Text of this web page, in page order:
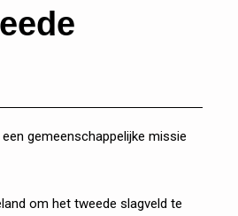
gemeenschappelijke missie
om het tweede slagveld te